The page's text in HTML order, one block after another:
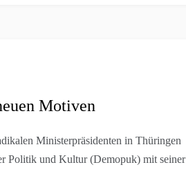
Motiven
Ministerpräsidenten in Thüringen
Politik und Kultur (Demopuk) mit seiner